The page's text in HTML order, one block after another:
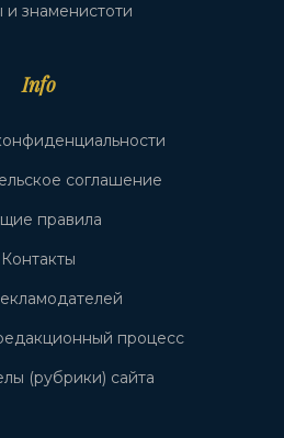
и знаменистоти
Info
соглашение
правила
Контакты
процесс
(рубрики) сайта